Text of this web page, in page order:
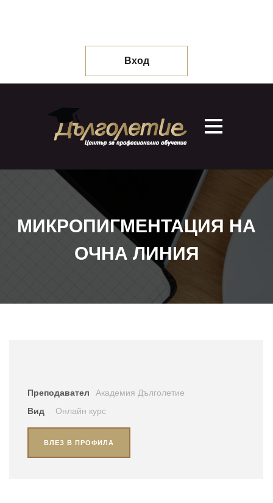
Вход
МИКРОПИГМЕНТАЦИЯ НА
ОЧНА ЛИНИЯ
Преподавател
Академия Дълголетие
Вид
Онлайн курс
ВЛЕЗ В ПРОФИЛА